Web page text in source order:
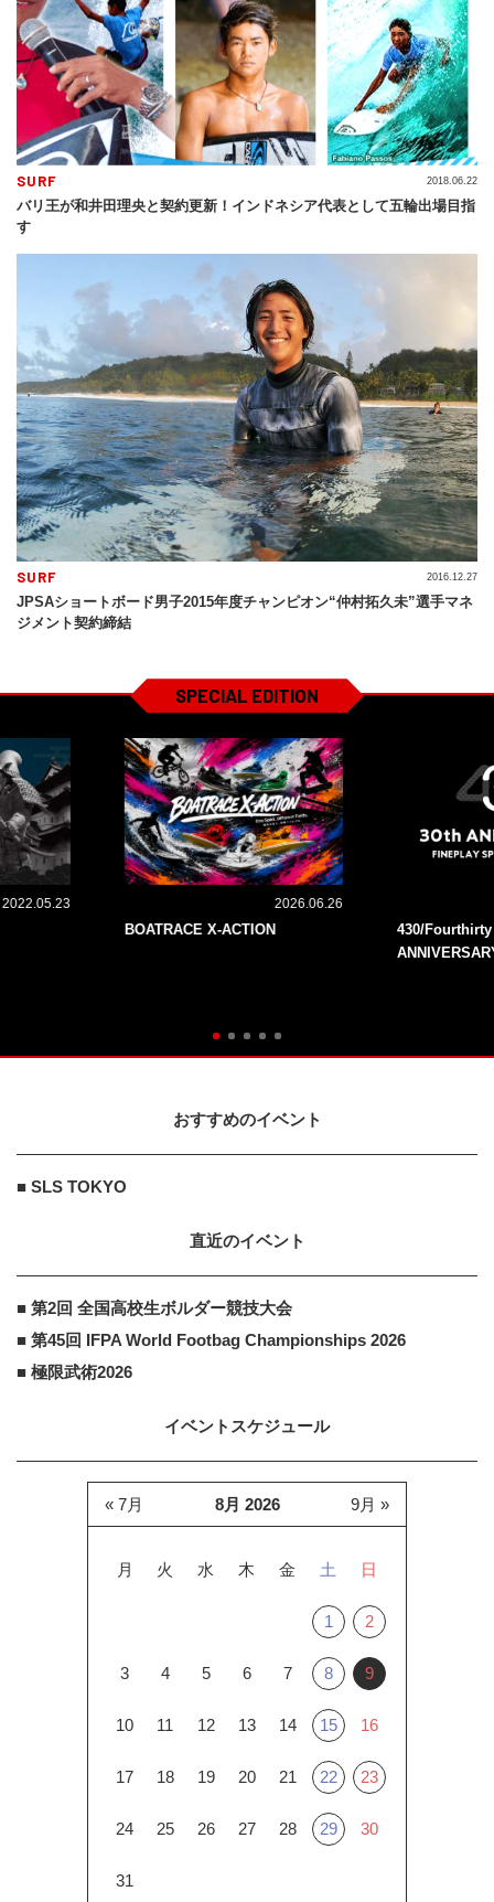
SURF
バリ王が和井田理央と契約更新！インドネシア代表として五輪出場目指
す
2018.06.22
SURF
JPSAショートボード男子2015年度チャンピオン“仲村拓久未”選手マネ
ジメント契約締結
2016.12.27
SPECIAL EDITION
2022.05.23 2026.06.26
BOATRACE X-ACTION
430/
おすすめのイベント
■ SLS TOKYO
直近のイベント
■ 第2回 全国高校生ボルダー競技大会
■ 第45回 IFPA World Footbag Championships 2026
■ 極限武術2026
イベントスケジュール
8月 2026
月 火 水 木 金 土 日
1 2
3 4 5 6 7 8 9
10 11 12 13 14 15 16
17 18 19 20 21 22 23
24 25 26 27 28 29 30
31
« 7月 9月 »